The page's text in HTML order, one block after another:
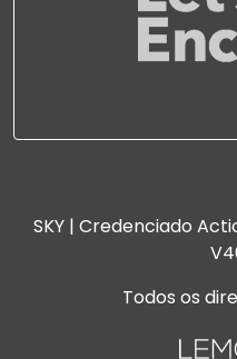
SKY | Credenciado
Todos os